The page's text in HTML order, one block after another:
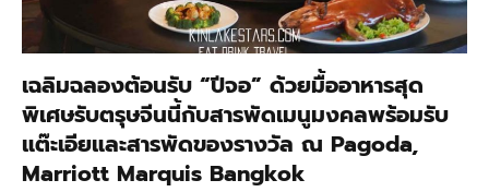
เฉลิมฉลองต้อนรับ “ปีจอ” ด้วยมื้ออาหารสุด
พิเศษรับตรุษจีนนี้กับสารพัดเมนูมงคลพร้อมรับ
แต๊ะเอียและสารพัดของรางวัล ณ Pagoda,
Marriott Marquis Bangkok